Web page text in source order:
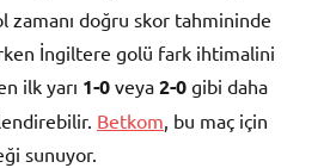
zamanı doğru skor tahmininde
İngiltere golü fark ihtimalini
ilk yarı 1-0 veya 2-0 gibi daha
Betkom, bu maç için
sunuyor.